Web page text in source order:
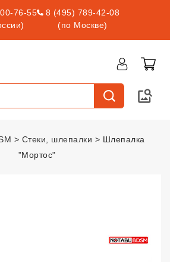
76-55
8 (495) 789-42-08
(по Москве)
Стеки, шлепалки
Шлепалка
"Мортос"